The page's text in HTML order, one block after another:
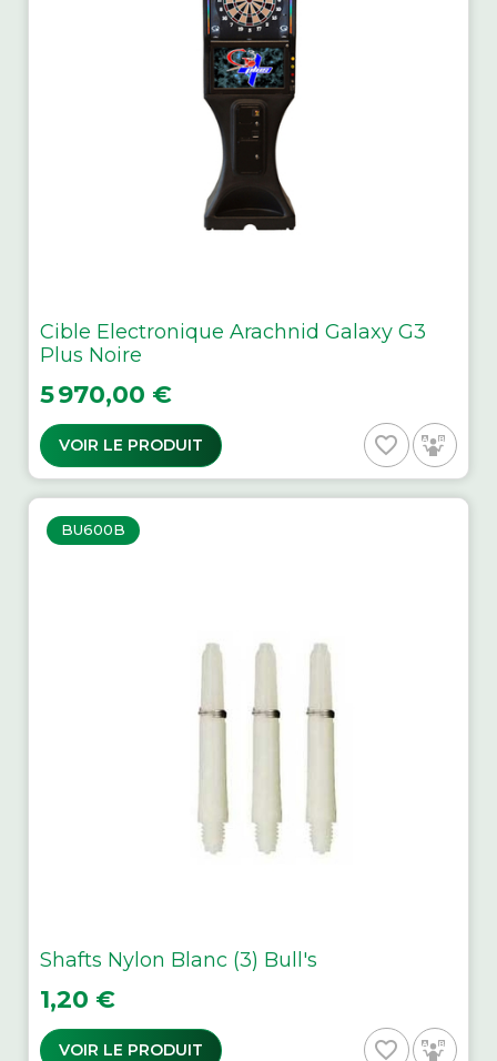
Cible Electronique Arachnid Galaxy G3
Plus Noire
Prix
5 970,00 €
VOIR LE PRODUIT favorite_border
BU600B
Shafts Nylon Blanc (3) Bull's
Prix
1,20 €
VOIR LE PRODUIT favorite_border